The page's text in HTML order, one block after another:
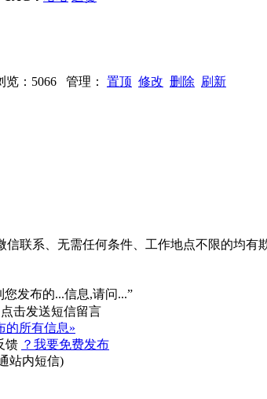
览：5066 管理： 置顶 修改 删除 刷新
信联系、无需任何条件、工作地点不限的均有
发布的...信息,请问...”
的所有信息»
馈 ？我要免费发布
站内短信)